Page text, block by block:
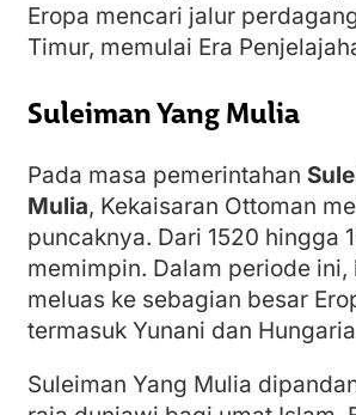
Eropa mencari jalur
Timur, memulai Era
Suleiman Yang Mulia
Pada masa pemerintahan
Mulia, Kekaisaran Ottoman
puncaknya. Dari 1520 hingga
memimpin. Dalam periode ini,
meluas ke sebagian besar
termasuk Yunani dan
Suleiman Yang Mulia